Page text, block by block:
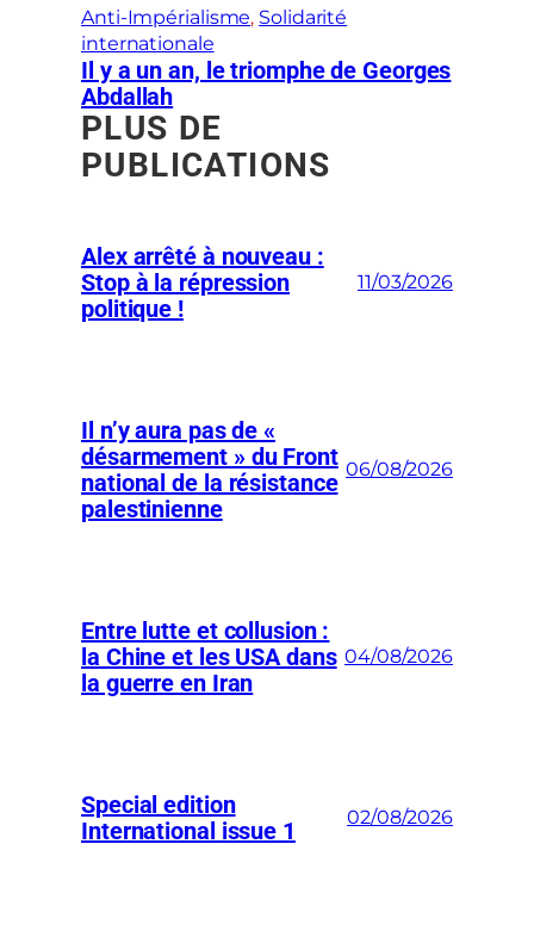
Anti-Impérialisme, Solidarité
internationale
Il y a un an, le triomphe de Georges
Abdallah
PLUS DE
PUBLICATIONS
Alex arrêté à nouveau :
Stop à la répression
politique !
11/03/2026
Il n’y aura pas de «
désarmement » du Front
national de la résistance
palestinienne
06/08/2026
Entre lutte et collusion :
la Chine et les USA dans
la guerre en Iran
04/08/2026
Special edition
International issue 1
02/08/2026